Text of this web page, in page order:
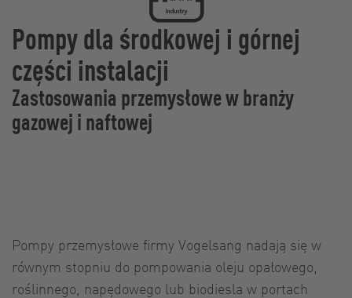
Pompy dla środkowej i górnej
części instalacji
Zastosowania przemysłowe w branży
gazowej i naftowej
Pompy przemysłowe firmy Vogelsang nadają się w
równym stopniu do pompowania oleju opałowego,
roślinnego, napędowego lub biodiesla w portach